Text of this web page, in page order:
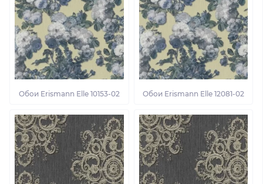
Обои Erismann Elle 10153-02 Обои Erismann Elle 12081-02